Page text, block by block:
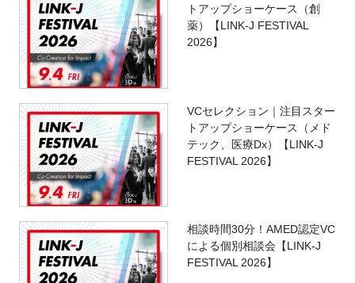
トアップショーケース（創
薬）【LINK-J FESTIVAL
2026】
VCセレクション｜注目スター
トアップショーケース（メド
テック、医療Dx）【LINK-J
FESTIVAL 2026】
相談時間30分！AMED認定VC
による個別相談会【LINK-J
FESTIVAL 2026】